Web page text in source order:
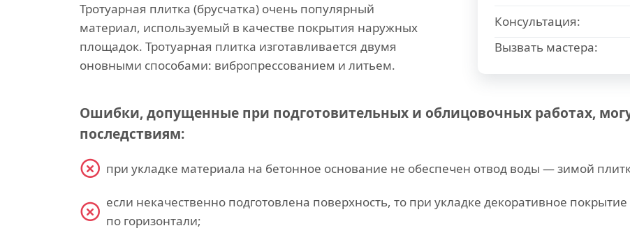
Тротуарная плитка (брусчатка) очень популярный
материал, используемый в качестве покрытия наружных
площадок. Тротуарная плитка изготавливается двумя
оновными способами: вибропрессованием и литьем.
Консультация:
Вызвать мастера:
Ошибки, допущенные при подготовительных и облицовочных работах,
последствиям:
при укладке материала на бетонное основание не обеспечен отвод воды — зимой
если некачественно подготовлена поверхность, то при укладке декоративное
по горизонтали;